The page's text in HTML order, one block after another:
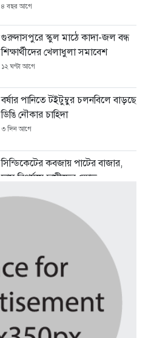
৪ বছর আগে
গুরুদাসপুরে স্কুল মাঠে কাদা-জল বন্ধ
শিক্ষার্থীদের খেলাধুলা সমাবেশ
১২ ঘণ্টা আগে
বর্ষার পানিতে টইটুম্বুর চলনবিলে বাড়ছে
ডিঙি নৌকার চাহিদা
৩ দিন আগে
সিন্ডিকেটের কবজায় পাটের বাজার,
দাম বিপর্যয়ে চাষীদের ক্ষোভ
শঙ্কিত জীবন-অনিরাপদ ব্যবসা প্রতিষ্ঠান
নিরাপত্তা চেয়ে ব্যবসায়ীর সংবাদ
৪ দিন আগে
বর্ষার পানিতে টইটুম্বুর চলনবিলাঞ্চলে
বাড়ছে ডিঙি নৌকার চাহিদা